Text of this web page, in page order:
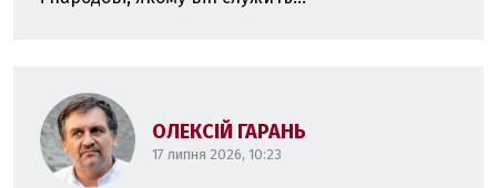
ОЛЕКСІЙ ГАРАНЬ
17 липня 2026, 10:23